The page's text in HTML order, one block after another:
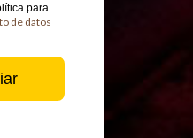
para
de datos